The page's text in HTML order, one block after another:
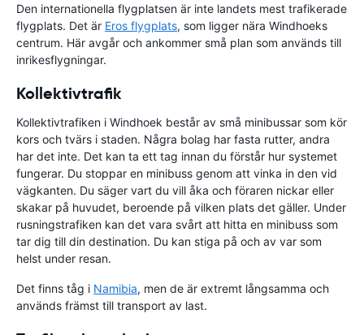
Den internationella flygplatsen är inte landets mest trafikerade
flygplats. Det är Eros flygplats, som ligger nära Windhoeks
centrum. Här avgår och ankommer små plan som används till
inrikesflygningar.
Kollektivtrafik
Kollektivtrafiken i Windhoek består av små minibussar som kör
kors och tvärs i staden. Några bolag har fasta rutter, andra
har det inte. Det kan ta ett tag innan du förstår hur systemet
fungerar. Du stoppar en minibuss genom att vinka in den vid
vägkanten. Du säger vart du vill åka och föraren nickar eller
skakar på huvudet, beroende på vilken plats det gäller. Under
rusningstrafiken kan det vara svårt att hitta en minibuss som
tar dig till din destination. Du kan stiga på och av var som
helst under resan.
Det finns tåg i Namibia, men de är extremt långsamma och
används främst till transport av last.